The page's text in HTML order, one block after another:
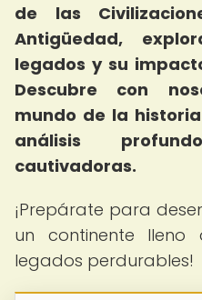
de las
Antigüedad,
legados y su
Descubre con
mundo de la
análisis
cautivadoras.
¡Prepárate para
un continente
legados perdurables!